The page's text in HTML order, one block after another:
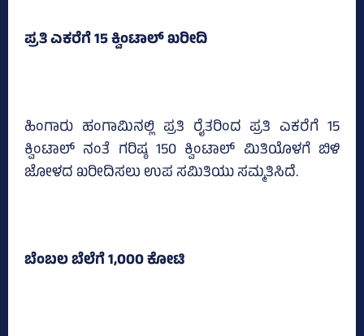
ಪ್ರತಿ ಎಕರೆಗೆ 15 ಕ್ವಿಂಟಾಲ್ ಖರೀದಿ
ಹಿಂಗಾರು ಹಂಗಾಮಿನಲ್ಲಿ ಪ್ರತಿ ರೈತರಿಂದ ಪ್ರತಿ ಎಕರೆಗೆ 15
ಕ್ವಿಂಟಾಲ್ ನಂತೆ ಗರಿಷ್ಠ 150 ಕ್ವಿಂಟಾಲ್ ಮಿತಿಯೊಳಗೆ ಬಿಳಿ
ಜೋಳದ ಖರೀದಿಸಲು ಉಪ ಸಮಿತಿಯು ಸಮ್ಮತಿಸಿದೆ.
ಬೆಂಬಲ ಬೆಲೆಗೆ 1,000 ಕೋಟಿ